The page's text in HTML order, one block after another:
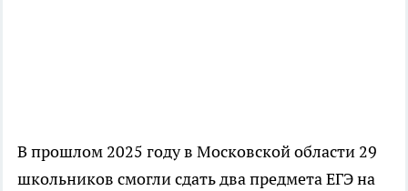
В прошлом 2025 году в Московской области 29
школьников смогли сдать два предмета ЕГЭ на